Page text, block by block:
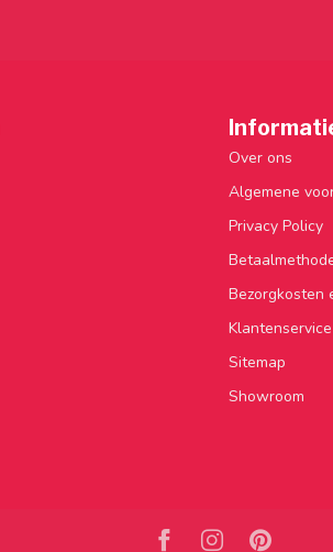
Over ons
Algemene
Privacy Policy
Bezorgkosten
Klantenservice
Sitemap
Showroom